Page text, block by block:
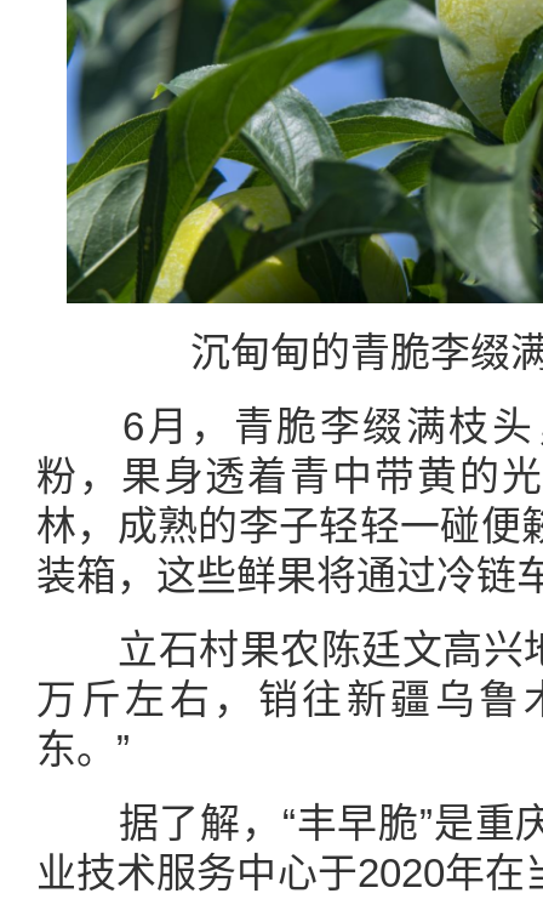
沉甸甸的青脆李缀
6月， 青脆李缀满枝
粉，果身透着青中带黄的
林，成熟的李子轻轻一碰便
装箱，这些鲜果将通过冷链
立石村果农陈廷文高兴
万斤左右，销往新疆乌鲁
东。”
据了解，“丰早脆”是重
业技术服务中心于2020年